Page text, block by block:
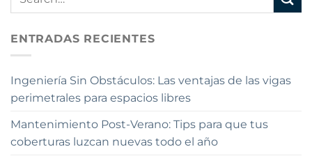
ENTRADAS RECIENTES
Ingeniería Sin Obstáculos: Las ventajas de las vigas
perimetrales para espacios libres
Mantenimiento Post-Verano: Tips para que tus
coberturas luzcan nuevas todo el año